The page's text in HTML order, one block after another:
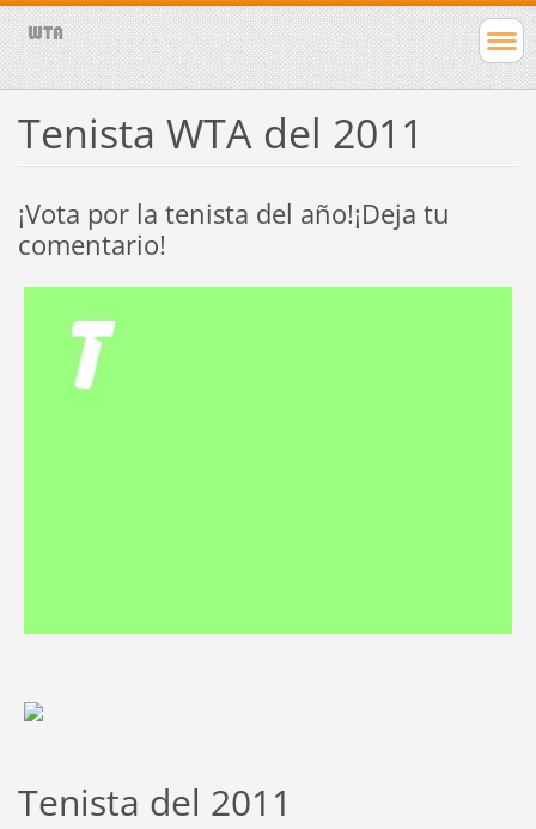
Tenista WTA del 2011
¡Vota por la tenista del año!¡Deja tu
comentario!
Tenista del 2011